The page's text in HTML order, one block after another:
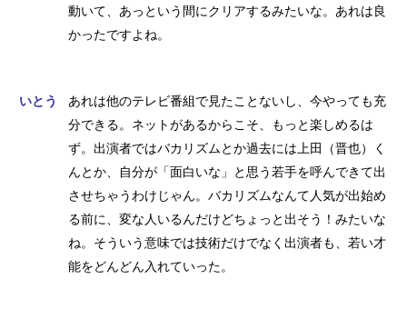
動いて、あっという間にクリアするみたいな。あれは良
かったですよね。
いとう
あれは他のテレビ番組で見たことないし、今やっても充
分できる。ネットがあるからこそ、もっと楽しめるは
ず。出演者ではバカリズムとか過去には上田（晋也）く
んとか、自分が「面白いな」と思う若手を呼んできて出
させちゃうわけじゃん。バカリズムなんて人気が出始め
る前に、変な人いるんだけどちょっと出そう！みたいな
ね。そういう意味では技術だけでなく出演者も、若い才
能をどんどん入れていった。